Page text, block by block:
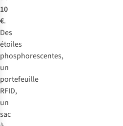
10
€.
Des
étoiles
phosphorescentes,
un
portefeuille
RFID,
un
sac